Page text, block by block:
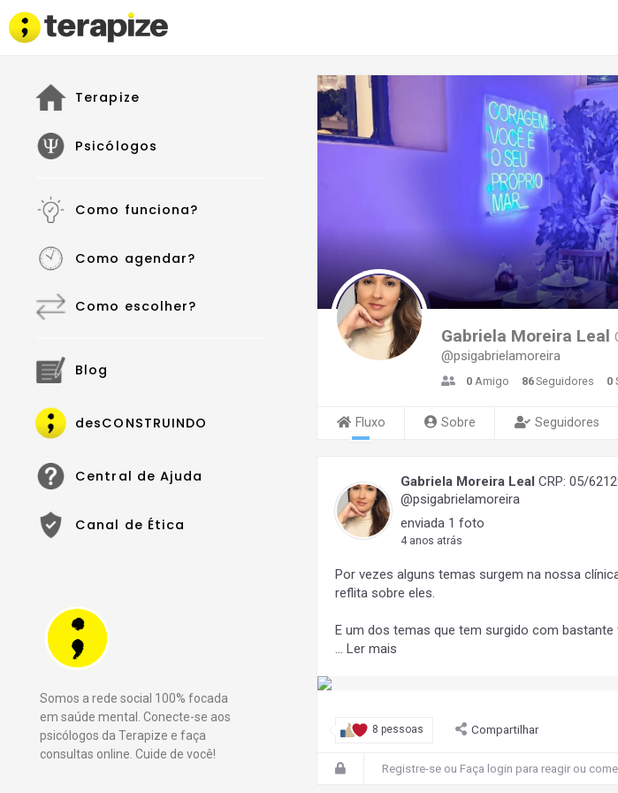
Gabriela Moreira Leal
@psigabrielamoreira
0 Amigo 86Seguidores 0
Fluxo Sobre Seguidores
Gabriela Moreira Leal CRP: 05/
@psigabrielamoreira
enviada 1 foto
4 anos atrás
Por vezes alguns temas surgem na nossa
reflita sobre eles.
E um dos temas que tem surgido com
…Ler mais
8 pessoas Compartilhar
Registre-se ou Faça login para reagir ou
Terapize
Psicólogos
Como funciona?
Como agendar?
Como escolher?
Blog
desCONSTRUINDO
Central de Ajuda
Canal de Ética
Somos a rede social 100% focada
em saúde mental. Conecte-se aos
psicólogos da Terapize e faça
consultas online. Cuide de você!